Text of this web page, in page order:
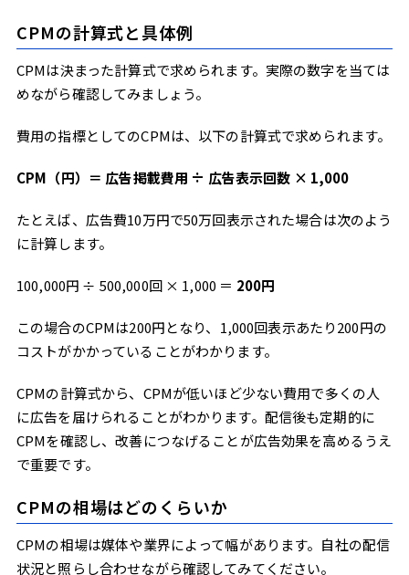
CPAとCPMの関係を理解して成果につなげる
CPMが上がるとCPAが悪化する理由
LPの品質がCPM広告の成果を左右する
広告効果を最大化するには「サイトに来た後」の対
応が鍵になる
フォーム入力直前の離脱を防ぐアプローチ
CPMに関するよくある質問
CPMの目安はいくらですか？
どの広告媒体のCPMが安いですか？
まとめ
CPMの計算式と具体例
CPMは決まった計算式で求められます。実際の数字を当ては
めながら確認してみましょう。
費用の指標としてのCPMは、以下の計算式で求められます。
CPM（円）＝ 広告掲載費用 ÷ 広告表示回数 × 1,000
たとえば、広告費10万円で50万回表示された場合は次のよう
に計算します。
100,000円 ÷ 500,000回 × 1,000 ＝ 200円
この場合のCPMは200円となり、1,000回表示あたり200円の
コストがかかっていることがわかります。
CPMの計算式から、CPMが低いほど少ない費用で多くの人
に広告を届けられることがわかります。配信後も定期的に
CPMを確認し、改善につなげることが広告効果を高めるうえ
で重要です。
CPMの相場はどのくらいか
CPMの相場は媒体や業界によって幅があります。自社の配信
状況と照らし合わせながら確認してみてください。